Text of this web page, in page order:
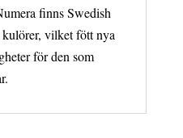
finns Swedish
vilket fött nya
för den som